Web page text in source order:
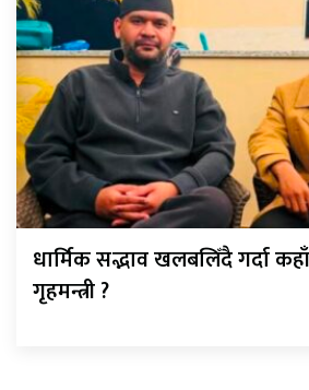
धार्मिक सद्भाव खलबलिँदै गर्दा कहाँ
गृहमन्त्री ?